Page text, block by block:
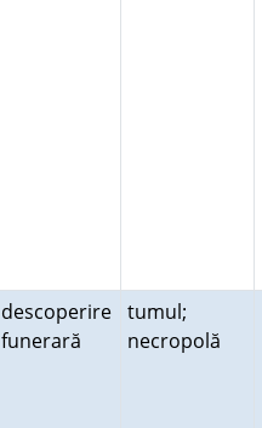
descoperire
funerară
tumul;
necropolă